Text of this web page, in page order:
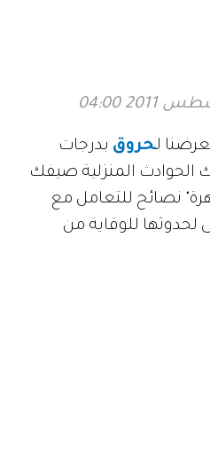
لحروق بدرجات
الحوادث المنزلية صيفك
نصائح للتعامل مع
لحدوثها للوقاية من